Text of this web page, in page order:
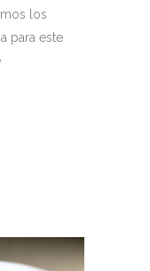
los
para este